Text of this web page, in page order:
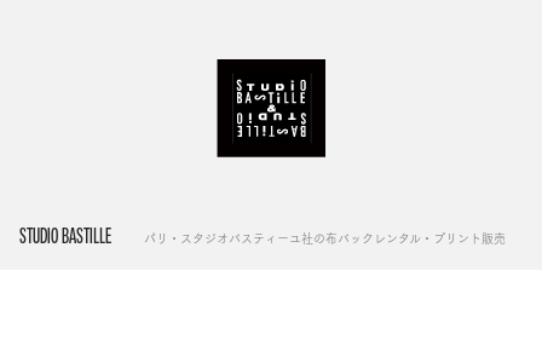
STUDIO BASTILLE パリ・スタジオバスティーユ社の布バックレンタル・プリント販売